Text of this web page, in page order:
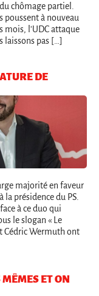
chômage partiel.
poussent à nouveau
mois, l'UDC attaque
laissons pas […]
DE
majorité en faveur
présidence du PS.
à ce duo qui
le slogan « Le
Cédric Wermuth ont
MÊMES ET ON